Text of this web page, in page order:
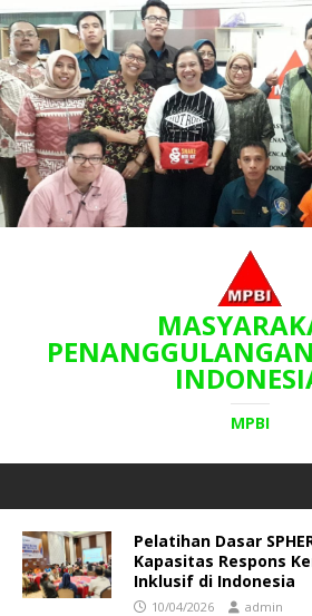
MPBI
Pelatihan Dasar
Kapasitas Respons
Inklusif di Indonesia
10/04/2026 admin